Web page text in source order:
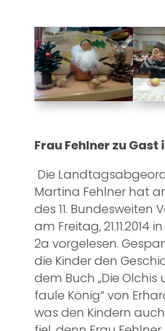
Frau Fehlner zu Gast
Die
Martina Fehlner hat
des 11. Bundesweiten
am Freitag, 21.11.2014
2a vorgelesen.
die Kinder den
dem Buch „Die Olchis
faule König“ von
was den Kindern